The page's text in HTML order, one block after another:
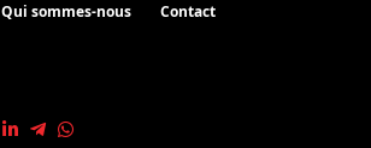
Qui sommes-nous
Contact